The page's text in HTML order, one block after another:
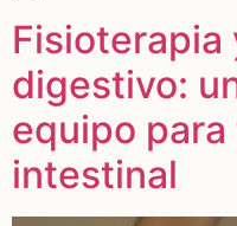
Fisioterapia
digestivo:
equipo para
intestinal